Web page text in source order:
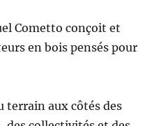
Cometto conçoit et
en bois pensés pour
terrain aux côtés des